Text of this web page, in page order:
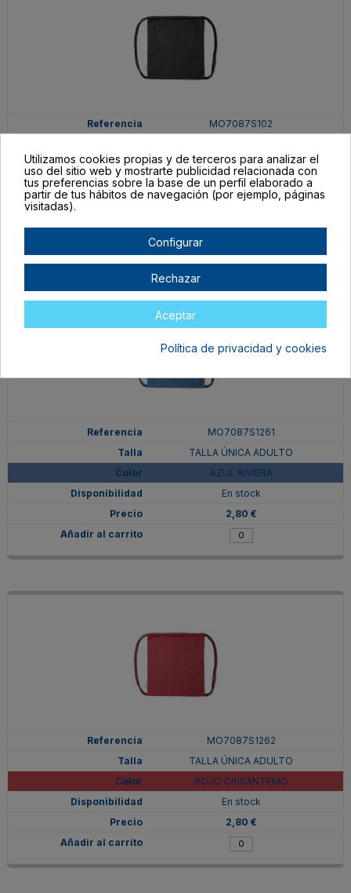
MO7087S102
NEGRO
En stock
2,80 €
MO7087S1261
TALLA ÚNICA ADULTO
AZUL RIVIERA
En stock
2,80 €
MO7087S1262
TALLA ÚNICA ADULTO
ROJO CRISANTEMO
En stock
2,80 €
Utilizamos cookies propias y de terceros para analizar el
uso del sitio web y mostrarte publicidad relacionada con
tus preferencias sobre la base de un perfil elaborado a
partir de tus hábitos de navegación (por ejemplo, páginas
visitadas).
Configurar
Rechazar
Aceptar
Política de privacidad y cookies